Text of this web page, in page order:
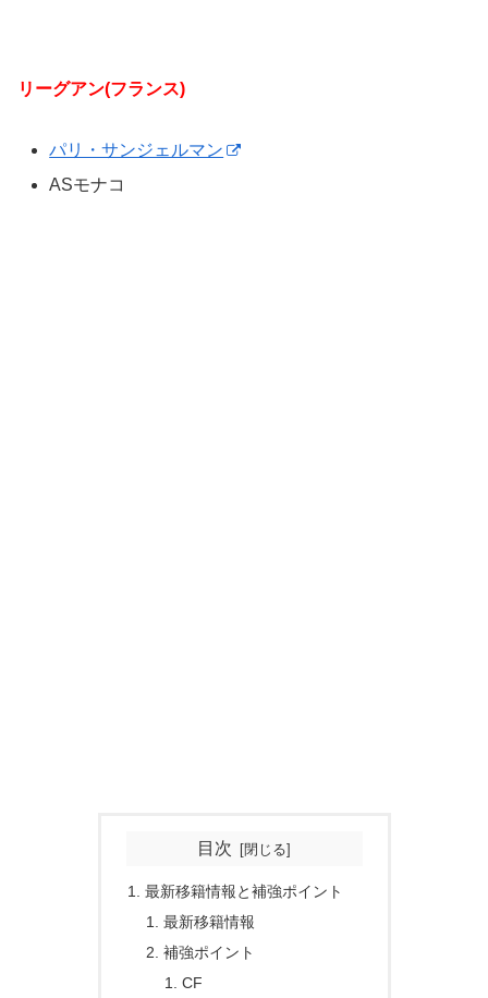
リーグアン(フランス)
パリ・サンジェルマン
ASモナコ
目次
最新移籍情報と補強ポイント
最新移籍情報
補強ポイント
CF